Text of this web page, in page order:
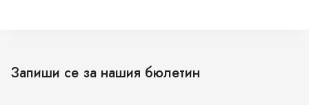
Запиши се за нашия бюлетин